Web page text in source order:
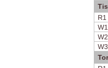
R1
W1
W2
W3